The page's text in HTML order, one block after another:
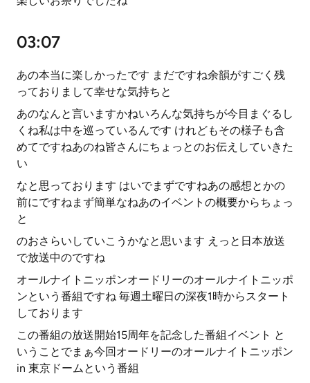
03:07
あの本当に楽しかったです まだですね余韻がすごく残
っておりまして幸せな気持ちと
あのなんと言いますかねいろんな気持ちが今目まぐるし
くね私は中を巡っているんです けれどもその様子も含
めてですねあのね皆さんにちょっとのお伝えしていきた
い
なと思っております はいでまずですねあの感想とかの
前にですねまず簡単なねあのイベントの概要からちょっ
と
のおさらいしていこうかなと思います えっと日本放送
で放送中のですね
オールナイトニッポンオードリーのオールナイトニッポ
ンという番組ですね 毎週土曜日の深夜1時からスタート
しております
この番組の放送開始15周年を記念した番組イベント と
いうことでまぁ今回オードリーのオールナイトニッポン
in 東京ドームという番組